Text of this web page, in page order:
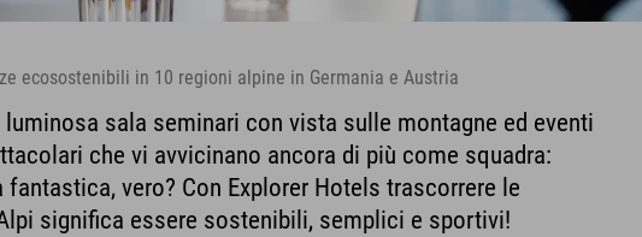
ecosostenibili in 10 regioni alpine in Germania e Austria
luminosa sala seminari con vista sulle montagne ed eventi
che vi avvicinano ancora di più come squadra:
fantastica, vero? Con Explorer Hotels trascorrere le
significa essere sostenibili, semplici e sportivi!